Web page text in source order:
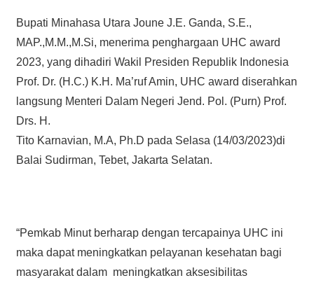
Bupati Minahasa Utara Joune J.E. Ganda, S.E.,
MAP.,M.M.,M.Si, menerima penghargaan UHC award
2023, yang dihadiri Wakil Presiden Republik Indonesia
Prof. Dr. (H.C.) K.H. Ma’ruf Amin, UHC award diserahkan
langsung Menteri Dalam Negeri Jend. Pol. (Purn) Prof.
Drs. H.
Tito Karnavian, M.A, Ph.D pada Selasa (14/03/2023)di
Balai Sudirman, Tebet, Jakarta Selatan.
“Pemkab Minut berharap dengan tercapainya UHC ini
maka dapat meningkatkan pelayanan kesehatan bagi
masyarakat dalam meningkatkan aksesibilitas